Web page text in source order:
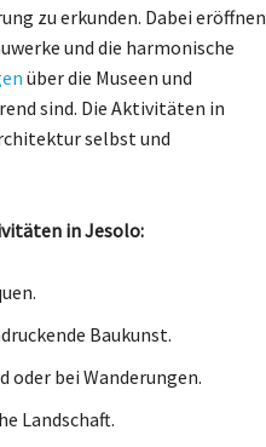
zu erkunden. Dabei eröffnen
und die harmonische
über die Museen und
sind. Die Aktivitäten in
selbst und
in Jesolo:
Baukunst.
oder bei Wanderungen.
Landschaft.